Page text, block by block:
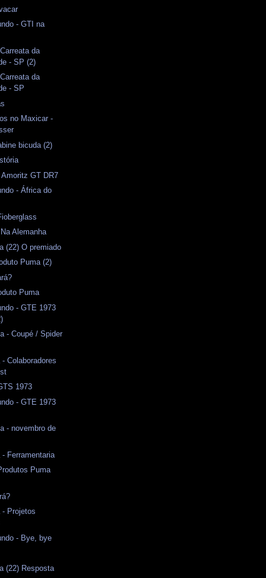
- GTI na
da
- SP (2)
da
- SP
no Maxicar -
bicuda (2)
GT DR7
- África do
Alemanha
(22) O premiado
Puma (2)
Puma
- GTE 1973
- Coupé / Spider
Colaboradores
1973
- GTE 1973
- novembro de
Ferramentaria
Puma
- Projetos
- Bye, bye
(22) Resposta